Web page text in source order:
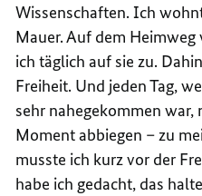
Wissenschaften. Ich
Mauer. Auf dem
ich täglich auf sie zu.
Freiheit. Und jeden Tag,
sehr nahegekommen war,
Moment abbiegen – zu
musste ich kurz vor der
habe ich gedacht, das